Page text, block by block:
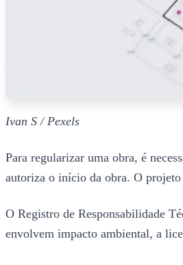
Ivan S / Pexels
Para regularizar uma obra, é
autoriza o início da obra. O projeto
O Registro de Responsabilidade
envolvem impacto ambiental, a